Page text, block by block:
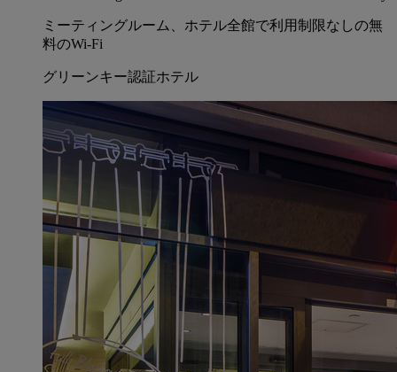
ミーティングルーム、ホテル全館で利用制限なしの無
料のWi-Fi
グリーンキー認証ホテル